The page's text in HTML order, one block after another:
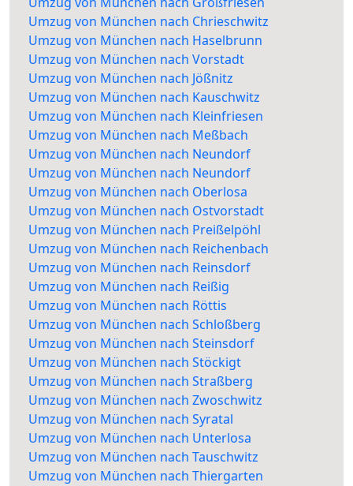
Umzug von München nach Chrieschwitz
Umzug von München nach Haselbrunn
Umzug von München nach Vorstadt
Umzug von München nach Jößnitz
Umzug von München nach Kauschwitz
Umzug von München nach Kleinfriesen
Umzug von München nach Meßbach
Umzug von München nach Neundorf
Umzug von München nach Neundorf
Umzug von München nach Oberlosa
Umzug von München nach Ostvorstadt
Umzug von München nach Preißelpöhl
Umzug von München nach Reichenbach
Umzug von München nach Reinsdorf
Umzug von München nach Reißig
Umzug von München nach Röttis
Umzug von München nach Schloßberg
Umzug von München nach Steinsdorf
Umzug von München nach Stöckigt
Umzug von München nach Straßberg
Umzug von München nach Zwoschwitz
Umzug von München nach Syratal
Umzug von München nach Unterlosa
Umzug von München nach Tauschwitz
Umzug von München nach Thiergarten